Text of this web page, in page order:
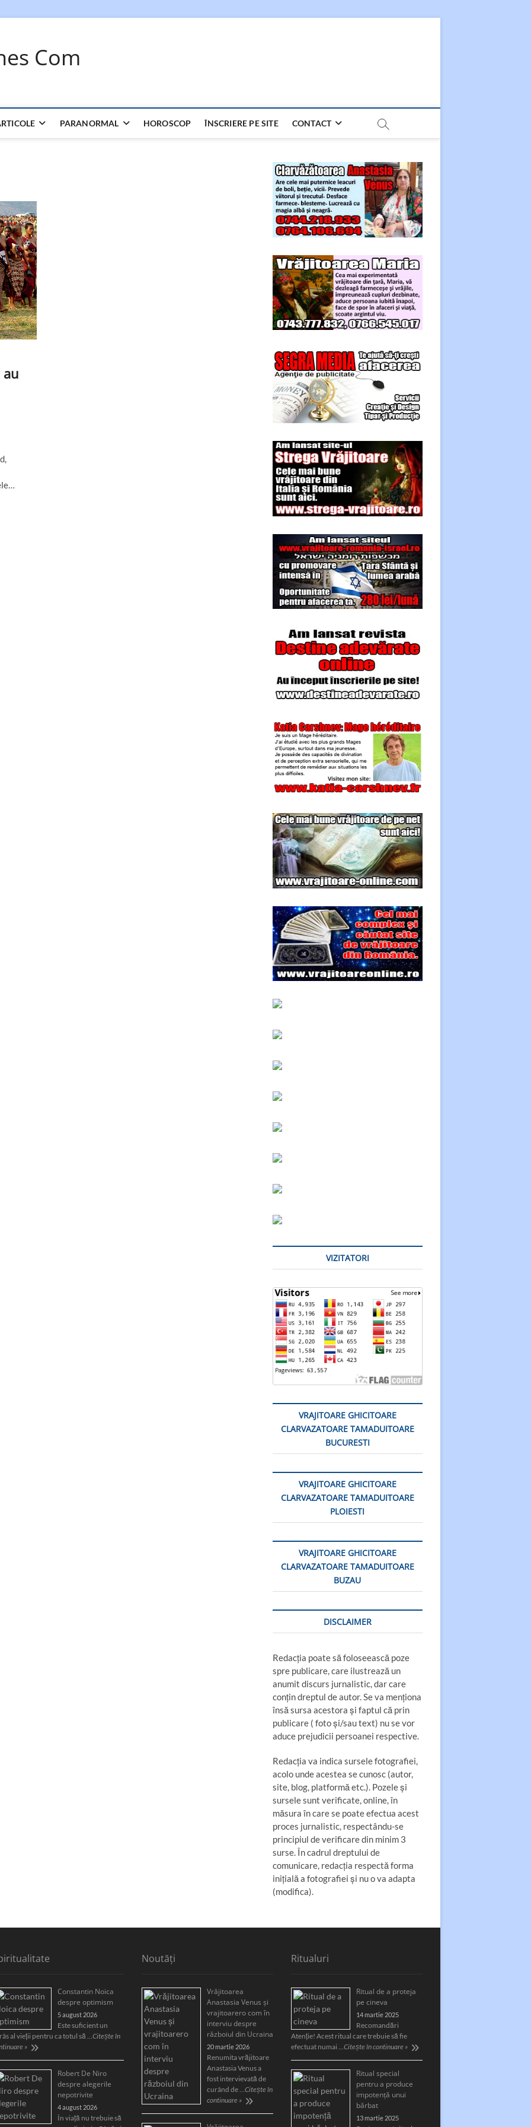
Com
PARANORMAL HOROSCOP ÎNSCRIERE PE SITE CONTACT
VIZITATORI
VRAJITOARE GHICITOARE
CLARVAZATOARE TAMADUITOARE
BUCURESTI
VRAJITOARE GHICITOARE
CLARVAZATOARE TAMADUITOARE
PLOIESTI
VRAJITOARE GHICITOARE
CLARVAZATOARE TAMADUITOARE
BUZAU
DISCLAIMER
Redacția poate să foloseească poze
spre publicare, care ilustrează un
anumit discurs jurnalistic, dar care
conțin dreptul de autor. Se va menționa
însă sursa acestora și faptul că prin
publicare ( foto și/sau text) nu se vor
aduce prejudicii persoanei respective.
Redacția va indica sursele fotografiei,
acolo unde acestea se cunosc (autor,
site, blog, platformă etc.). Pozele și
sursele sunt verificate, online, în
măsura în care se poate efectua acest
proces jurnalistic, respectându-se
principiul de verificare din minim 3
surse. În cadrul dreptului de
comunicare, redacția respectă forma
inițială a fotografiei și nu o va adapta
(modifica).
Constantin Noica
despre optimism
5 august 2026
Este suficient un
al vieţii pentru ca totul să … Citește în
»
Robert De Niro
despre alegerile
nepotrivite
4 august 2026
În viață nu trebuie să
Noutăți
Vrăjitoarea
Anastasia Venus și
vrajitoarero com în
interviu despre
războiul din Ucraina
20 martie 2026
Renumita vrăjitoare
Anastasia Venus a
fost intervievată de
curând de … Citește în
continuare »
Ritualuri
Ritual de a proteja
pe cineva
14 martie 2025
Recomandări
Atenție! Acest ritual care trebuie să fie
efectuat numai … Citește în continuare »
Ritual special
pentru a produce
impotență unui
bărbat
13 martie 2025